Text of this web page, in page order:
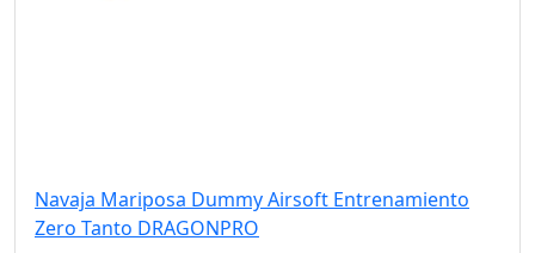
Navaja Mariposa Dummy Airsoft Entrenamiento
Zero Tanto DRAGONPRO